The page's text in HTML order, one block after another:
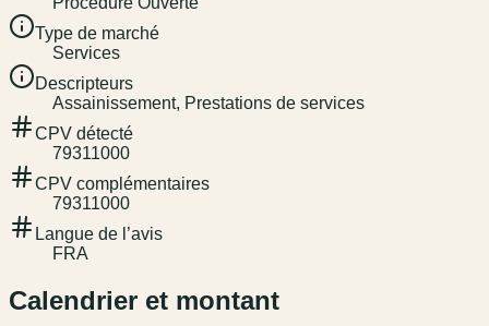
Type de marché
Services
Descripteurs
Assainissement, Prestations de services
CPV détecté
79311000
CPV complémentaires
79311000
Langue de l’avis
FRA
Calendrier et montant